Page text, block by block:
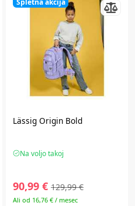
Lässig Origin Bold
Na voljo takoj
90,99 € 129,99 €
Ali od 16,76 € / mesec